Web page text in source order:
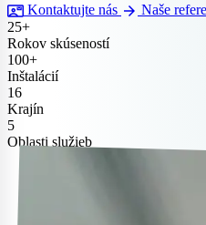
contact_mail Kontaktujte nás arrow_forward Naše
25+
Rokov skúseností
100+
Inštalácií
16
Krajín
5
Oblasti služieb